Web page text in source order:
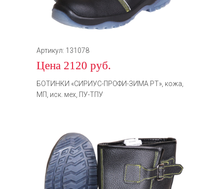
Артикул: 131078
Цена 2120 руб.
БОТИНКИ «СИРИУС-ПРОФИ-ЗИМА РТ», кожа,
МП, иск. мех, ПУ-ТПУ